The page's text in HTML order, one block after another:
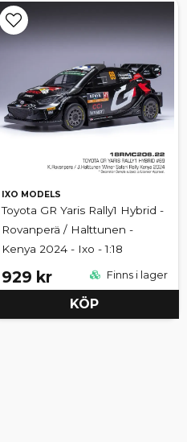
IXO MODELS
Toyota GR Yaris Rally1 Hybrid -
Rovanperä / Halttunen -
Kenya 2024 - Ixo - 1:18
929 kr Finns i lager
KÖP